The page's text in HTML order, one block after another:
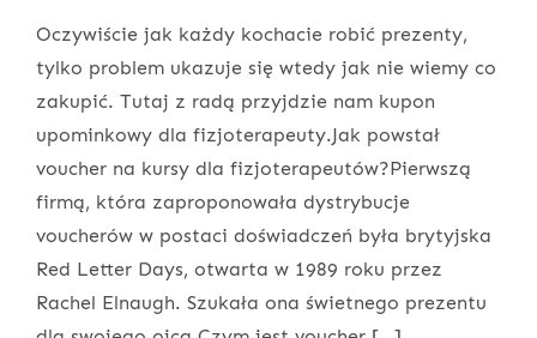
Oczywiście jak każdy kochacie robić prezenty,
tylko problem ukazuje się wtedy jak nie wiemy co
zakupić. Tutaj z radą przyjdzie nam kupon
upominkowy dla fizjoterapeuty.Jak powstał
voucher na kursy dla fizjoterapeutów?Pierwszą
firmą, która zaproponowała dystrybucje
voucherów w postaci doświadczeń była brytyjska
Red Letter Days, otwarta w 1989 roku przez
Rachel Elnaugh. Szukała ona świetnego prezentu